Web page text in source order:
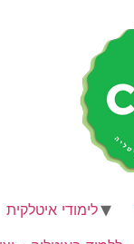
לימודי איטלקית